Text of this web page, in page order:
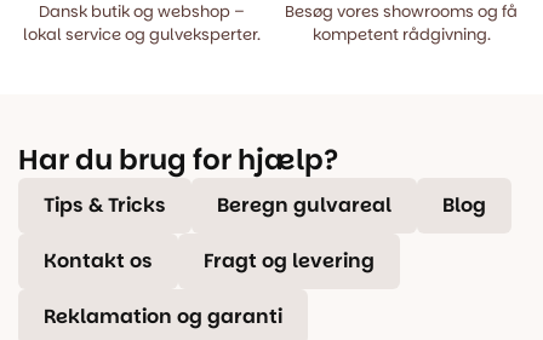
Dansk butik og webshop –
lokal service og gulveksperter.
Besøg vores showrooms og få
kompetent rådgivning.
Har du brug for hjælp?
Tips & Tricks Beregn gulvareal Blog
Kontakt os Fragt og levering
Reklamation og garanti